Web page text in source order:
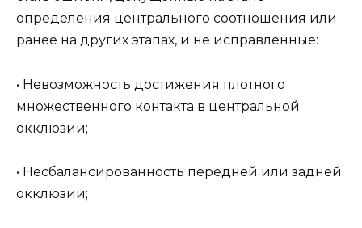
определения центрального соотношения или
ранее на других этапах, и не исправленные:
• Невозможность достижения плотного
множественного контакта в центральной
окклюзии;
• Несбалансированность передней или задней
окклюзии;